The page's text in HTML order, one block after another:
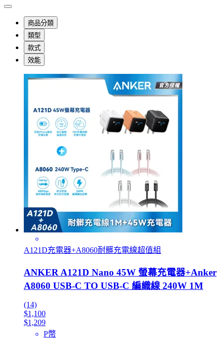
商品分類
類型
款式
效能
A121D充電器+A8060耐髒充電線超值組
ANKER A121D Nano 45W 螢幕充電器+Anker
A8060 USB-C TO USB-C 編織線 240W 1M
(14)
$1,100
$1,209
P幣